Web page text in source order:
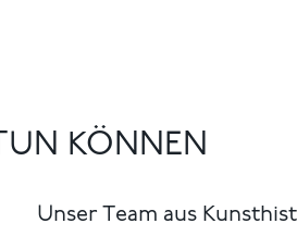
KÖNNEN
Unser Team aus